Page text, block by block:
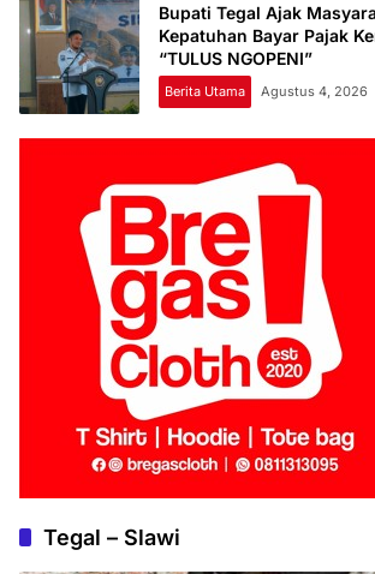
Bupati Tegal Ajak
Kepatuhan Bayar Pajak
“TULUS NGOPENI”
Berita Utama Agustus 4, 2026
Tegal – Slawi